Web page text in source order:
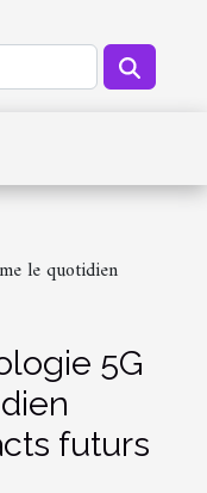
le quotidien
5G
futurs